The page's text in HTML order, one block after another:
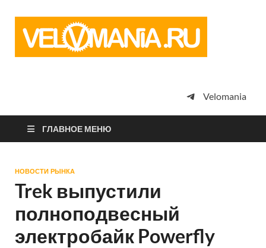
просто
Velomania
ГЛАВНОЕ МЕНЮ
НОВОСТИ РЫНКА
Trek выпустили
полноподвесный
электробайк Powerfly